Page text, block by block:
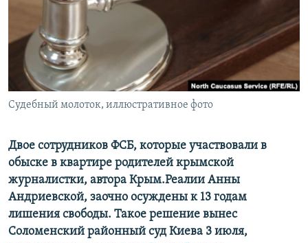
ПОБЕДИТЕЛЕЙ НЕ СУДЯТ?
КРЫМ.НЕПОКОРЕННЫЙ
ELIFBE
УКРАИНСКАЯ ПРОБЛЕМА КРЫМА
ПРИСОЕДИНЯЙТЕСЬ!
Все сайты RFE/RL
Судебный молоток, иллюстративное фото
Двое сотрудников ФСБ, которые участвовали в
обыске в квартире родителей крымской
журналистки, автора Крым.Реалии Анны
Андриевской, заочно осуждены к 13 годам
лишения свободы. Такое решение вынес
Соломенский районный суд Киева 3 июля,